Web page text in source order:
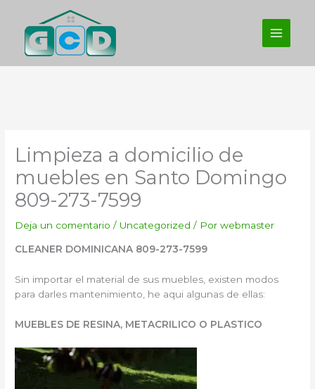
contenido
Limpieza a domicilio de
muebles en Santo Domingo
809-273-7599
Deja un comentario / Uncategorized / Porwebmaster
CLEANER DOMINICANA 809-273-7599
Sin importar el material de sus muebles, existen modos
para darles mantenimiento, he aqui algunas de ellas:
MUEBLES DE RESINA, METACRILICO O PLASTICO